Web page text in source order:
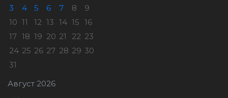
Август 2026
3
4 5 6 7 8
9
10 11 12 13 14 15 16
17 18 19 20 21 22 23
24 25 26 27 28 29 30
31